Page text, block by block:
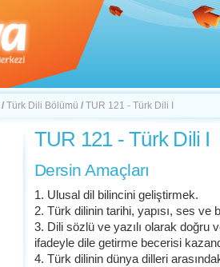
/ Türk Dili Bölümü / TUR 121 - Türk Dili I
TUR 121 - Türk Dili I
Dersin Amaçları
1. Ulusal dil bilincini geliştirmek.
2. Türk dilinin tarihi, yapısı, ses ve
3. Dili sözlü ve yazılı olarak doğru
ifadeyle dile getirme becerisi
4. Türk dilinin dünya dilleri